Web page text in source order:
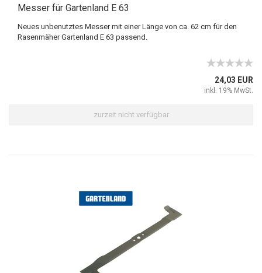
Messer für Gartenland E 63
Neues unbenutztes Messer mit einer Länge von ca. 62 cm für den
Rasenmäher Gartenland E 63 passend.
24,03 EUR
inkl. 19% MwSt.
zurzeit nicht verfügbar